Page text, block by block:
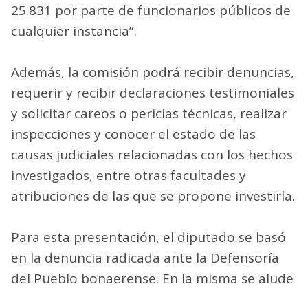
25.831 por parte de funcionarios públicos de
cualquier instancia”.
Además, la comisión podrá recibir denuncias,
requerir y recibir declaraciones testimoniales
y solicitar careos o pericias técnicas, realizar
inspecciones y conocer el estado de las
causas judiciales relacionadas con los hechos
investigados, entre otras facultades y
atribuciones de las que se propone investirla.
Para esta presentación, el diputado se basó
en la denuncia radicada ante la Defensoría
del Pueblo bonaerense. En la misma se alude